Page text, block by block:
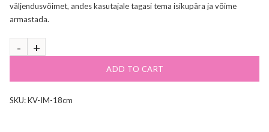
väljendusvõimet, andes kasutajale tagasi tema isikupära ja võime
armastada.
ADD TO CART
SKU:KV-IM-18cm